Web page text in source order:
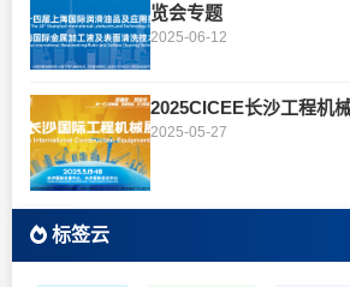
览会专题
2025-06-12
2025CICEE长沙工程机
2025-05-27
标签云